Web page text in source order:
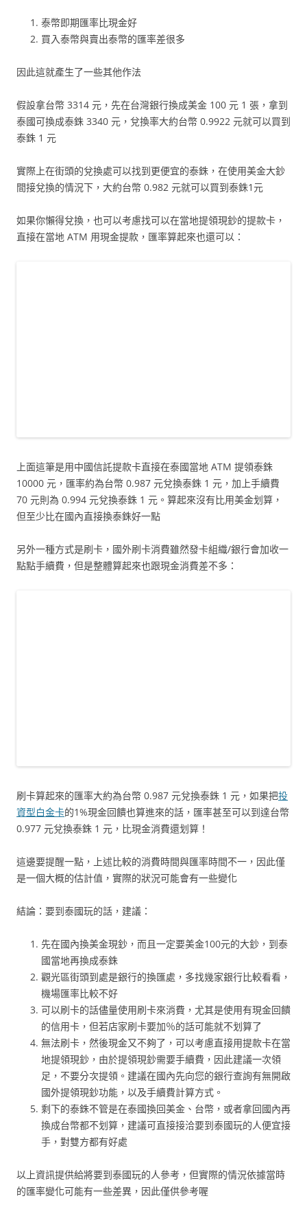
泰幣即期匯率比現金好
買入泰幣與賣出泰幣的匯率差很多
因此這就產生了一些其他作法
假設拿台幣 3314 元，先在台灣銀行換成美金 100 元 1 張，拿到
泰國可換成泰銖 3340 元，兌換率大約台幣 0.9922 元就可以買到
泰銖 1 元
實際上在街頭的兌換處可以找到更便宜的泰銖，在使用美金大鈔
間接兌換的情況下，大約台幣 0.982 元就可以買到泰銖1元
如果你懶得兌換，也可以考慮找可以在當地提領現鈔的提款卡，
直接在當地 ATM 用現金提款，匯率算起來也還可以：
上面這筆是用中國信託提款卡直接在泰國當地 ATM 提領泰銖
10000 元，匯率約為台幣 0.987 元兌換泰銖 1 元，加上手續費
70 元則為 0.994 元兌換泰銖 1 元。算起來沒有比用美金划算，
但至少比在國內直接換泰銖好一點
另外一種方式是刷卡，國外刷卡消費雖然發卡組織/銀行會加收一
點點手續費，但是整體算起來也跟現金消費差不多：
刷卡算起來的匯率大約為台幣 0.987 元兌換泰銖 1 元，如果把投
資型白金卡的1%現金回饋也算進來的話，匯率甚至可以到達台幣
0.977 元兌換泰銖 1 元，比現金消費還划算！
這邊要提醒一點，上述比較的消費時間與匯率時間不一，因此僅
是一個大概的估計值，實際的狀況可能會有一些變化
結論：要到泰國玩的話，建議：
先在國內換美金現鈔，而且一定要美金100元的大鈔，到泰
國當地再換成泰銖
觀光區街頭到處是銀行的換匯處，多找幾家銀行比較看看，
機場匯率比較不好
可以刷卡的話儘量使用刷卡來消費，尤其是使用有現金回饋
的信用卡，但若店家刷卡要加％的話可能就不划算了
無法刷卡，然後現金又不夠了，可以考慮直接用提款卡在當
地提領現鈔，由於提領現鈔需要手續費，因此建議一次領
足，不要分次提領。建議在國內先向您的銀行查詢有無開啟
國外提領現鈔功能，以及手續費計算方式。
剩下的泰銖不管是在泰國換回美金、台幣，或者拿回國內再
換成台幣都不划算，建議可直接接洽要到泰國玩的人便宜接
手，對雙方都有好處
以上資訊提供給將要到泰國玩的人參考，但實際的情況依據當時
的匯率變化可能有一些差異，因此僅供參考喔